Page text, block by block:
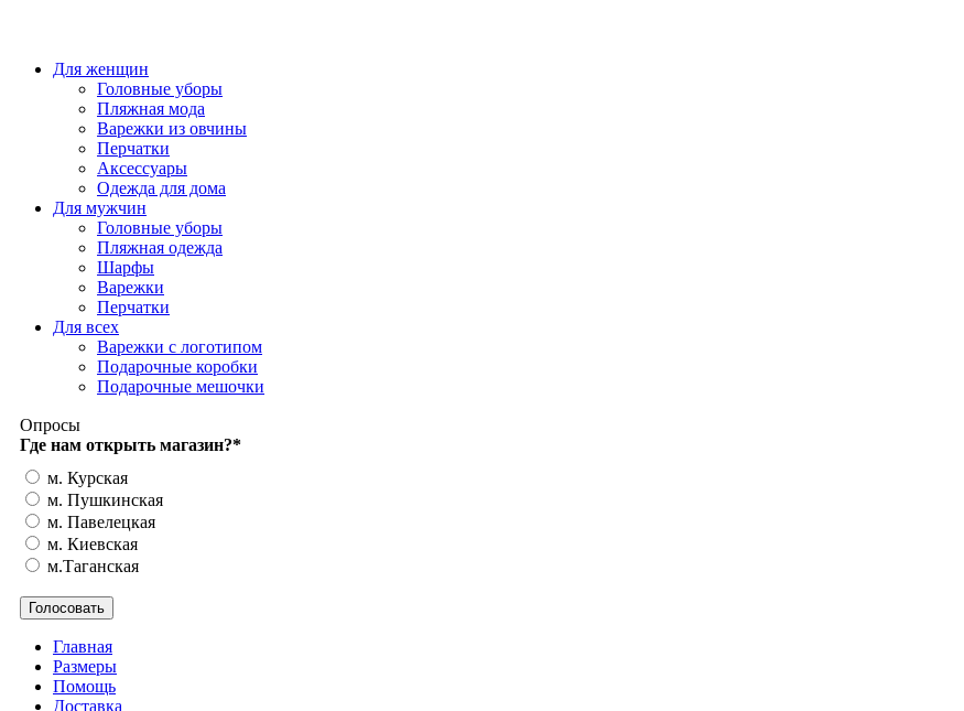
Для женщин
Головные уборы
Пляжная мода
Варежки из овчины
Перчатки
Аксессуары
Одежда для дома
Для мужчин
Головные уборы
Пляжная одежда
Шарфы
Варежки
Перчатки
Для всех
Варежки с логотипом
Подарочные коробки
Подарочные мешочки
Опросы
Где нам открыть магазин?*
м. Курская
м. Пушкинская
м. Павелецкая
м. Киевская
м.Таганская
Главная
Размеры
Помощь
Доставка